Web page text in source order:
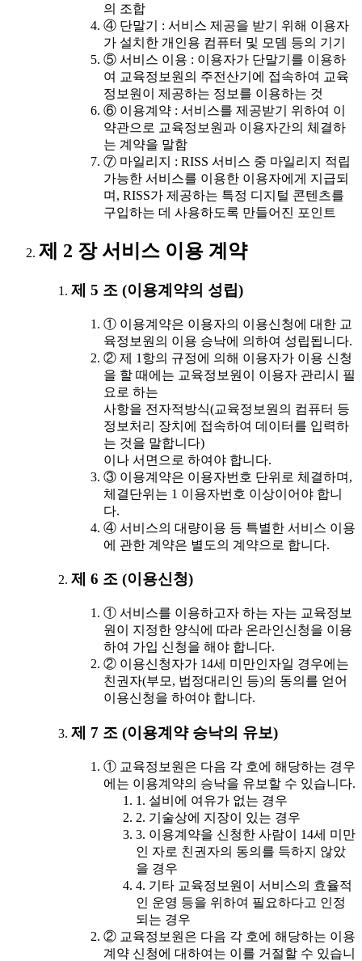
의 조합
④ 단말기 : 서비스 제공을 받기 위해 이용자
가 설치한 개인용 컴퓨터 및 모뎀 등의 기기
⑤ 서비스 이용 : 이용자가 단말기를 이용하
여 교육정보원의 주전산기에 접속하여 교육
정보원이 제공하는 정보를 이용하는 것
⑥ 이용계약 : 서비스를 제공받기 위하여 이
약관으로 교육정보원과 이용자간의 체결하
는 계약을 말함
⑦ 마일리지 : RISS 서비스 중 마일리지 적립
가능한 서비스를 이용한 이용자에게 지급되
며, RISS가 제공하는 특정 디지털 콘텐츠를
구입하는 데 사용하도록 만들어진 포인트
제 2 장 서비스 이용 계약
제 5 조 (이용계약의 성립)
① 이용계약은 이용자의 이용신청에 대한 교
육정보원의 이용 승낙에 의하여 성립됩니다.
② 제 1항의 규정에 의해 이용자가 이용 신청
을 할 때에는 교육정보원이 이용자 관리시 필
요로 하는
사항을 전자적방식(교육정보원의 컴퓨터 등
정보처리 장치에 접속하여 데이터를 입력하
는 것을 말합니다)
이나 서면으로 하여야 합니다.
③ 이용계약은 이용자번호 단위로 체결하며,
체결단위는 1 이용자번호 이상이어야 합니
다.
④ 서비스의 대량이용 등 특별한 서비스 이용
에 관한 계약은 별도의 계약으로 합니다.
제 6 조 (이용신청)
① 서비스를 이용하고자 하는 자는 교육정보
원이 지정한 양식에 따라 온라인신청을 이용
하여 가입 신청을 해야 합니다.
② 이용신청자가 14세 미만인자일 경우에는
친권자(부모, 법정대리인 등)의 동의를 얻어
이용신청을 하여야 합니다.
제 7 조 (이용계약 승낙의 유보)
① 교육정보원은 다음 각 호에 해당하는 경우
에는 이용계약의 승낙을 유보할 수 있습니다.
1. 설비에 여유가 없는 경우
2. 기술상에 지장이 있는 경우
3. 이용계약을 신청한 사람이 14세 미만
인 자로 친권자의 동의를 득하지 않았
을 경우
4. 기타 교육정보원이 서비스의 효율적
인 운영 등을 위하여 필요하다고 인정
되는 경우
② 교육정보원은 다음 각 호에 해당하는 이용
계약 신청에 대하여는 이를 거절할 수 있습니